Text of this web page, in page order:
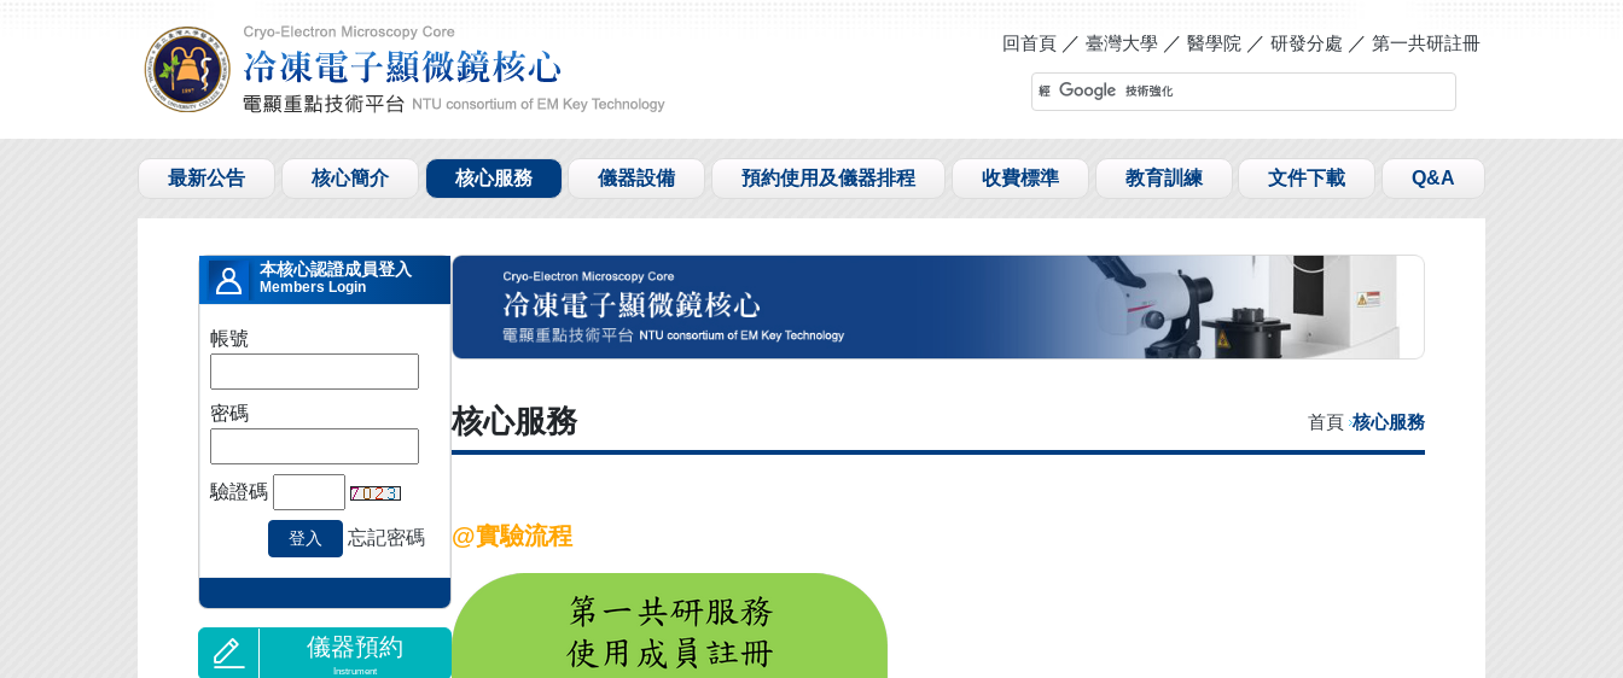
回首頁 ／ 臺灣大學 ／ 醫學院 ／ 研發分處 ／ 第一共研註冊
最新公告 核心簡介 核心服務 儀器設備 預約使用及儀器排程 收費標準 教育訓練 文件下載 Q&A
本核心認證成員登入
Members Login
帳號
密碼
驗證碼
忘記密碼
儀器預約
Instrument
核心服務 首頁 核心服務
@實驗流程